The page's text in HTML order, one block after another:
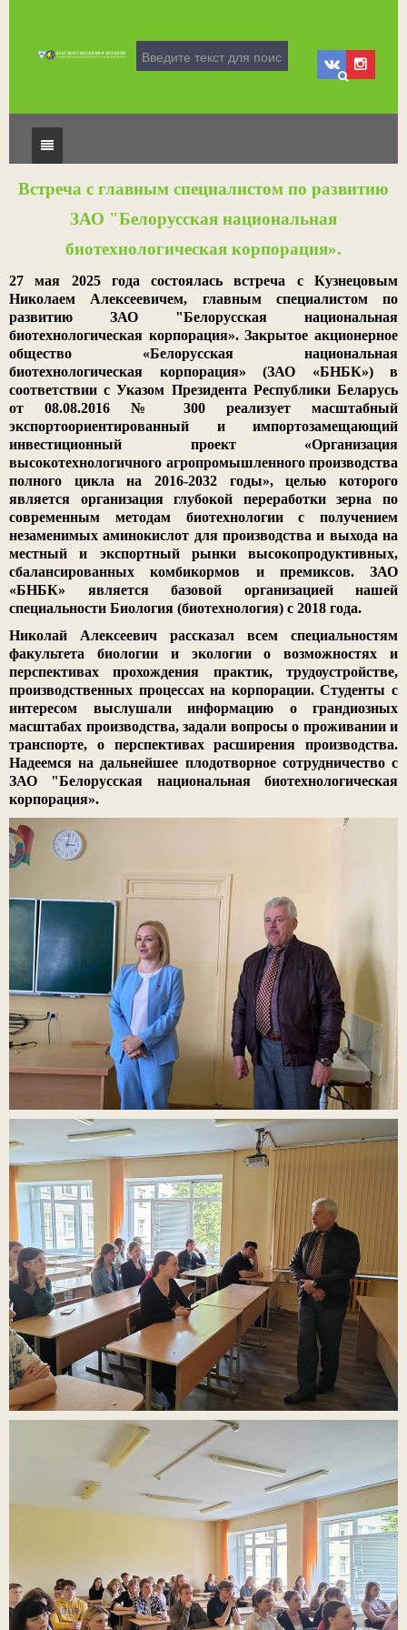
Главная
Факультет
Деканат
Структура
Символика
История факультета
Совет факультета
Учебно-методический кабинет
Выпускники-это гордость факультета
История факультета в лицах
Наши успехи
Абитуриенту
Кафедры
Кафедра экологии
Кафедра системной биологии
Кафедра химии и биотехнологии
Кафедра биохимии
Кафедра технологии, физиологии и гигиены питания
Учебный процесс
Специальности
Информация о скидках
Практика
Графики образовательного процесса
Дипломное проектирование/ госэкзамены
Открытые лекции/доклады
Магистратура
Распределение и трудоустройство
Расписание занятий
Расписание для студентов
Расписание для преподавателей
Занятость аудиторий
Воспитательная деятельность
Нормативно-правовая документация
Социально-педагогическая и психологическая служба
Единые дни информирования
Молодежные проекты и инициативы
Кураторам
В помощь куратору
Материалы для кураторских часов
Мероприятия
Родителям
Наука
Конференции
Проектная деятельность
Защищенные диссертации
Аспирантура
Научные лаборатории
НИРС (научно-исследовательская работа студентов)
Газета факультета "Нескучное научное"
Научные ресурсы
Книги факультета
Одно окно
Встреча с главным специалистом по развитию
ЗАО "Белорусская национальная
биотехнологическая корпорация».
27 мая 2025 года состоялась встреча с Кузнецовым
Николаем Алексеевичем, главным специалистом по
развитию ЗАО "Белорусская национальная
биотехнологическая корпорация». Закрытое акционерное
общество «Белорусская национальная
биотехнологическая корпорация» (ЗАО «БНБК») в
соответствии с Указом Президента Республики Беларусь
от 08.08.2016 № 300 реализует масштабный
экспортоориентированный и импортозамещающий
инвестиционный проект «Организация
высокотехнологичного агропромышленного производства
полного цикла на 2016-2032 годы», целью которого
является организация глубокой переработки зерна по
современным методам биотехнологии с получением
незаменимых аминокислот для производства и выхода на
местный и экспортный рынки высокопродуктивных,
сбалансированных комбикормов и премиксов. ЗАО
«БНБК» является базовой организацией нашей
специальности Биология (биотехнология) с 2018 года.
Николай Алексеевич рассказал всем специальностям
факультета биологии и экологии о возможностях и
перспективах прохождения практик, трудоустройстве,
производственных процессах на корпорации. Студенты с
интересом выслушали информацию о грандиозных
масштабах производства, задали вопросы о проживании и
транспорте, о перспективах расширения производства.
Надеемся на дальнейшее плодотворное сотрудничество с
ЗАО "Белорусская национальная биотехнологическая
корпорация».